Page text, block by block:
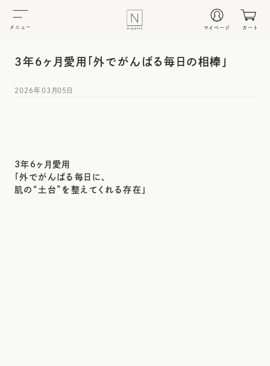
メニュー マイページ カート
3年6ヶ月愛用「外でがんばる毎日の相棒」
2026年03月05日
3年6ヶ月愛用
「外でがんばる毎日に、
肌の“土台”を整えてくれる存在」